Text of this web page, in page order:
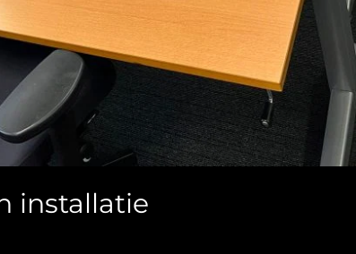
installatie